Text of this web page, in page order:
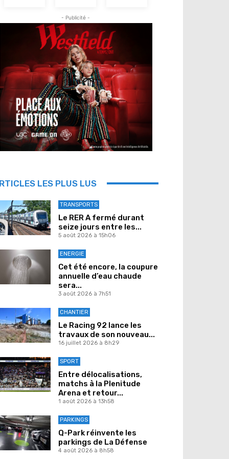
- Publicité -
LES PLUS LUS
TRANSPORTS
Le RER A fermé durant
seize jours entre les...
5 août 2026 à 15h06
ENERGIE
Cet été encore, la coupure
annuelle d’eau chaude
sera...
3 août 2026 à 7h51
CHANTIER
Le Racing 92 lance les
travaux de son nouveau...
16 juillet 2026 à 8h29
SPORT
Entre délocalisations,
matchs à la Plenitude
Arena et retour...
1 août 2026 à 13h58
PARKINGS
Q-Park réinvente les
parkings de La Défense
4 août 2026 à 8h58